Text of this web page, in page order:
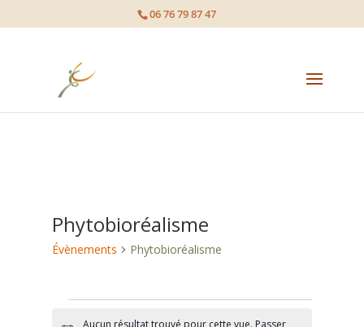
06 76 79 87 47
Phytobioréalisme
Évènements Phytobioréalisme
Évènements
Aucun résultat trouvé pour cette vue. Passer